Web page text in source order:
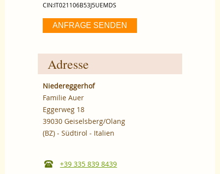
CIN:IT021106B53J5UEMDS
ANFRAGE SENDEN
Adresse
Niedereggerhof
Familie Auer
Eggerweg 18
39030 Geiselsberg/Olang
(BZ) - Südtirol - Italien
+39 335 839 8439